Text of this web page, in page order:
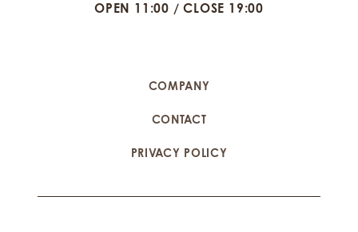
OPEN 11:00 / CLOSE 19:00
COMPANY
CONTACT
PRIVACY POLICY